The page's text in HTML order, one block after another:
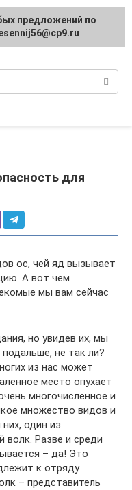
для
ос, чей яд вызывает
А вот чем
мы вам сейчас
но увидев их, мы
не так ли?
из нас может
место опухает
многочисленное и
множество видов и
один из
волк. Разве и среди
– да! Это
к отряду
– представитель
предложений по